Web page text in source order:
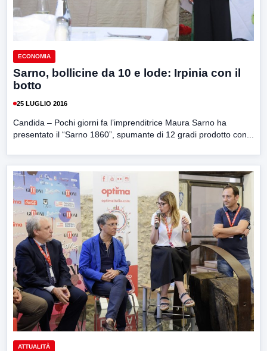
ECONOMIA
Sarno, bollicine da 10 e lode: Irpinia con il
botto
25 LUGLIO 2016
Candida – Pochi giorni fa l’imprenditrice Maura Sarno ha
presentato il “Sarno 1860”, spumante di 12 gradi prodotto con...
ATTUALITÀ